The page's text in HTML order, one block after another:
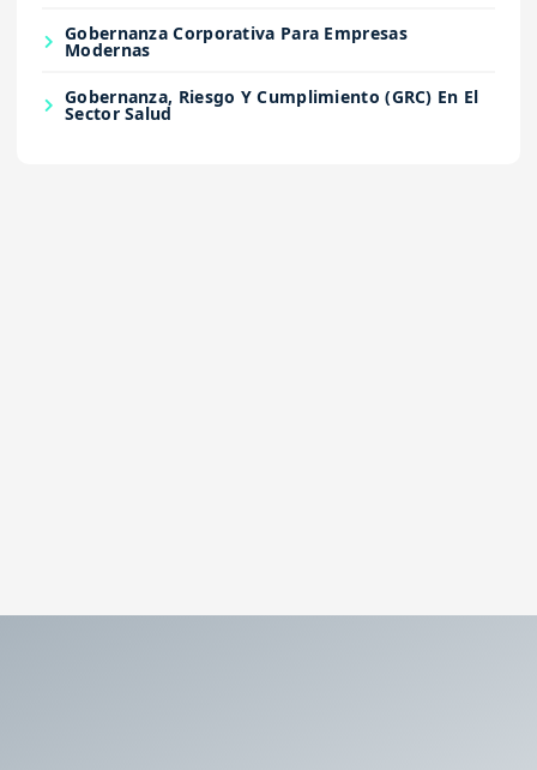
Gobernanza Corporativa Para Empresas
Modernas
Gobernanza, Riesgo Y Cumplimiento (GRC) En El
Sector Salud